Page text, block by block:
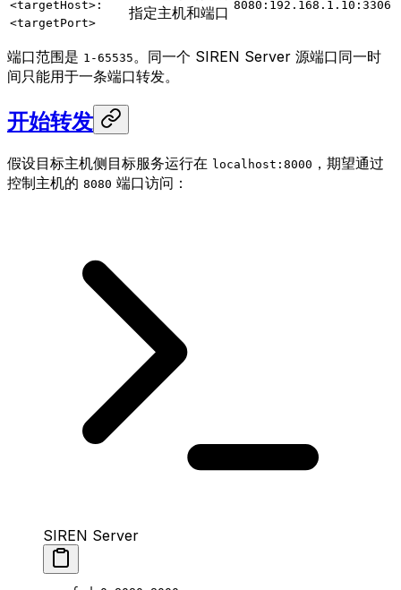
<targetHost>:
<targetPort>
指定主机和端口 8080:192.168.1.10:3306
端口范围是 1-65535。同一个 SIREN Server 源端口同一时
间只能用于一条端口转发。
开始转发
假设目标主机侧目标服务运行在 localhost:8000 ，期望通过
控制主机的 8080 端口访问：
SIREN Server